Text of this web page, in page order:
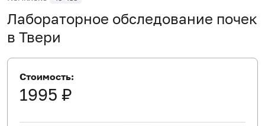
Лабораторное обследование почек
в Твери
Стоимость:
1995 ₽